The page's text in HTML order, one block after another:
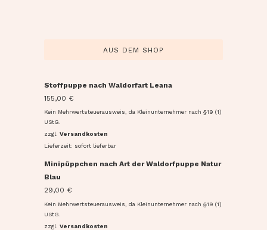
AUS DEM SHOP
Stoffpuppe nach Waldorfart Leana
155,00 €
Kein Mehrwertsteuerausweis, da Kleinunternehmer nach §19 (1)
UStG.
zzgl. Versandkosten
Lieferzeit: sofort lieferbar
Minipüppchen nach Art der Waldorfpuppe Natur
Blau
29,00 €
Kein Mehrwertsteuerausweis, da Kleinunternehmer nach §19 (1)
UStG.
zzgl. Versandkosten